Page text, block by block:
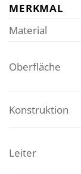
MERKMAL
Material
Oberfläche
Konstruktion
Leiter